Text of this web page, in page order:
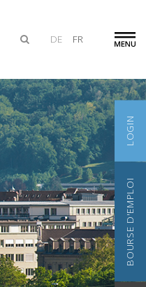
DE FR
LOGIN
BOURSE D'EMPLOI